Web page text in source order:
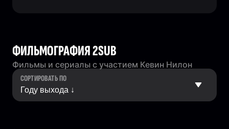
ФИЛЬМОГРАФИЯ 2SUB
Фильмы и сериалы с участием Кевин Нилон
СОРТИРОВАТЬ ПО